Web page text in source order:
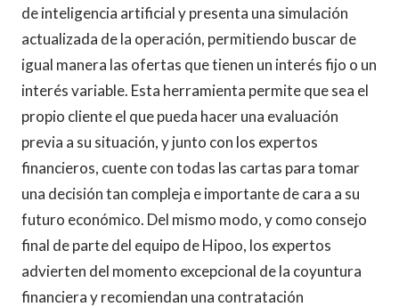
de inteligencia artificial y presenta una simulación
actualizada de la operación, permitiendo buscar de
igual manera las ofertas que tienen un interés fijo o un
interés variable. Esta herramienta permite que sea el
propio cliente el que pueda hacer una evaluación
previa a su situación, y junto con los expertos
financieros, cuente con todas las cartas para tomar
una decisión tan compleja e importante de cara a su
futuro económico. Del mismo modo, y como consejo
final de parte del equipo de Hipoo, los expertos
advierten del momento excepcional de la coyuntura
financiera y recomiendan una contratación